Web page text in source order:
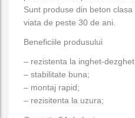
Sunt produse din beton
viata de peste 30 de ani.
Beneficiile produsului
– rezistenta la inghet-dezghet
– stabilitate buna;
– montaj rapid;
– rezisitenta la uzura;